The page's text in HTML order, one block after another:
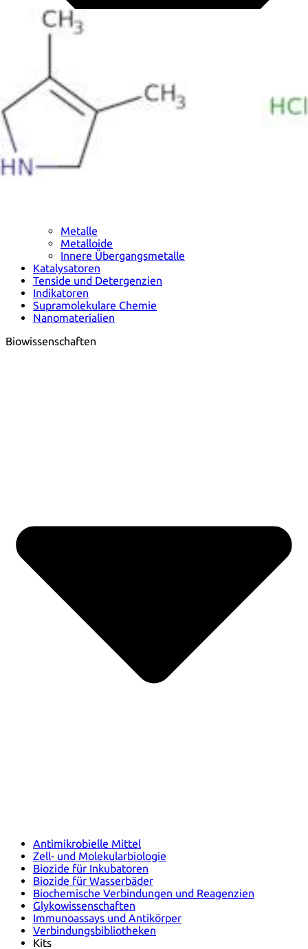
Metalle
Metalloide
Innere Übergangsmetalle
Katalysatoren
Tenside und Detergenzien
Indikatoren
Supramolekulare Chemie
Nanomaterialien
Biowissenschaften
Antimikrobielle Mittel
Zell- und Molekularbiologie
Biozide für Inkubatoren
Biozide für Wasserbäder
Biochemische Verbindungen und Reagenzien
Glykowissenschaften
Immunoassays und Antikörper
Verbindungsbibliotheken
Kits